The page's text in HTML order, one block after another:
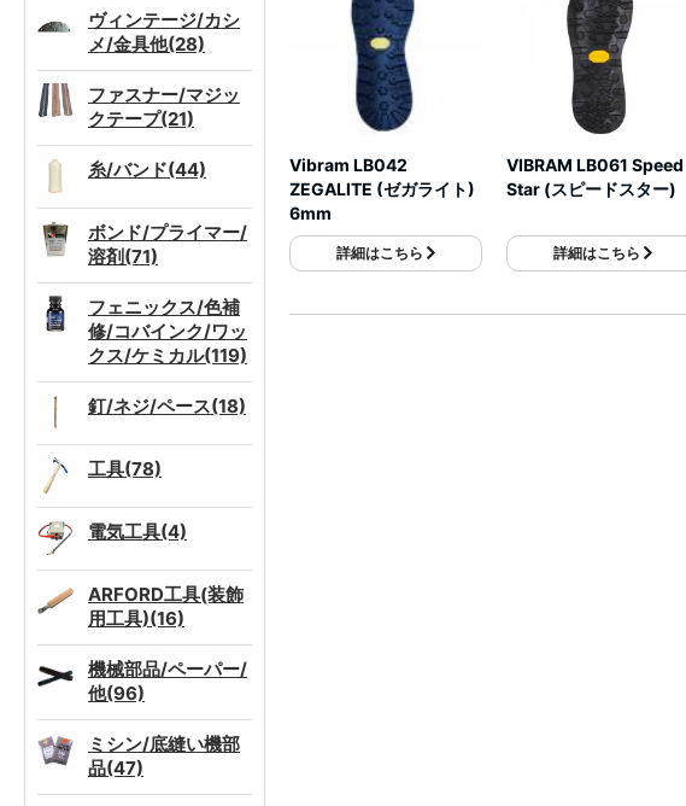
ヴィンテージ/カシ
メ/金具他(28)
ファスナー/マジッ
クテープ(21)
糸/バンド(44)
ボンド/プライマー/
溶剤(71)
フェニックス/色補
修/コバインク/ワッ
クス/ケミカル(119)
釘/ネジ/ペース(18)
工具(78)
電気工具(4)
ARFORD工具(装飾
用工具)(16)
機械部品/ペーパー/
他(96)
ミシン/底縫い機部
品(47)
Vibram LB042
ZEGALITE (ゼガライト)
6mm
詳細はこちら
VIBRAM LB061 Speed
Star (スピードスター)
詳細はこちら